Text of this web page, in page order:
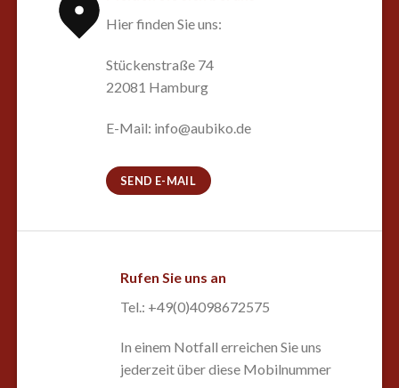
Hier finden Sie uns:
Stückenstraße 74
22081 Hamburg
E-Mail: info@aubiko.de
SEND E-MAIL
Rufen Sie uns an
Tel.: +49(0)4098672575
In einem Notfall erreichen Sie uns
jederzeit über diese Mobilnummer